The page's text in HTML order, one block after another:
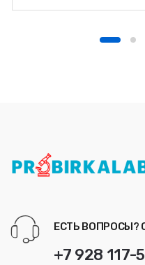
-100 мл.
ЕСТЬ ВОПРОСЫ?
+7 928 117-